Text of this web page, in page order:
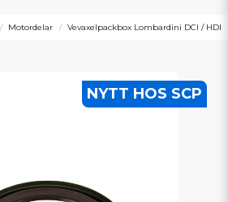
Motordelar Vevaxelpackbox Lombardini DCI / HDI
NYTT HOS SCP